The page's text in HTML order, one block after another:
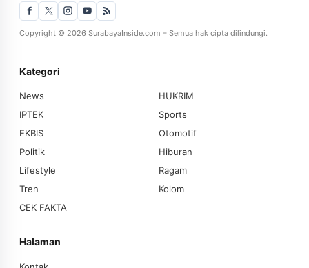
Copyright © 2026 SurabayaInside.com – Semua hak cipta dilindungi.
Kategori
News
HUKRIM
IPTEK
Sports
EKBIS
Otomotif
Politik
Hiburan
Lifestyle
Ragam
Tren
Kolom
CEK FAKTA
Halaman